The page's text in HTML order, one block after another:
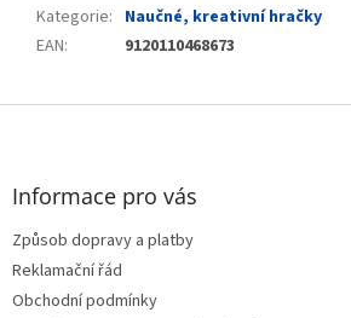
Kategorie: Naučné, kreativní hračky
EAN: 9120110468673
Z
Informace pro vás
Způsob dopravy a platby
Reklamační řád
Obchodní podmínky